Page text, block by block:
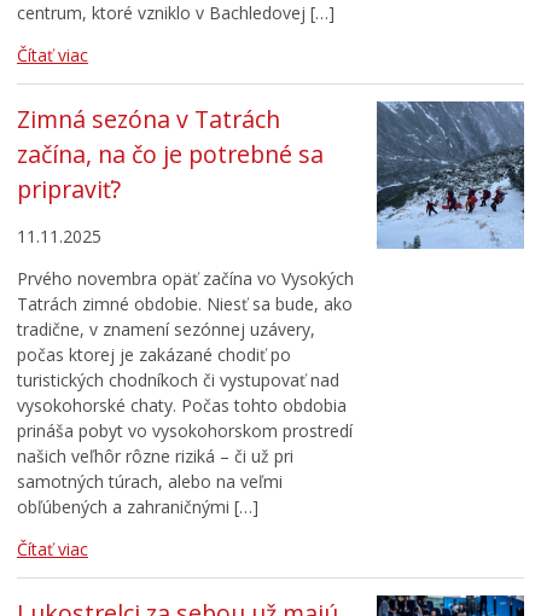
centrum, ktoré vzniklo v Bachledovej […]
Čítať viac
Zimná sezóna v Tatrách
začína, na čo je potrebné sa
pripraviť?
11.11.2025
Prvého novembra opäť začína vo Vysokých
Tatrách zimné obdobie. Niesť sa bude, ako
tradične, v znamení sezónnej uzávery,
počas ktorej je zakázané chodiť po
turistických chodníkoch či vystupovať nad
vysokohorské chaty. Počas tohto obdobia
prináša pobyt vo vysokohorskom prostredí
našich veľhôr rôzne riziká – či už pri
samotných túrach, alebo na veľmi
obľúbených a zahraničnými […]
Čítať viac